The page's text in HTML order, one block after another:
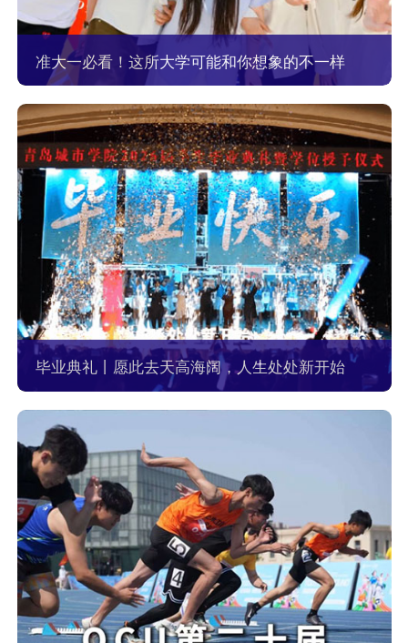
准大一必看！这所大学可能和你想象的不一样
毕业典礼丨愿此去天高海阔，人生处处新开始